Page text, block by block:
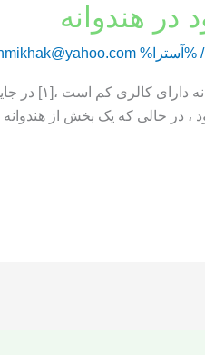
در هندوانه
/ %آسترا%